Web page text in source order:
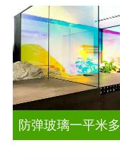
防弹玻璃一平米